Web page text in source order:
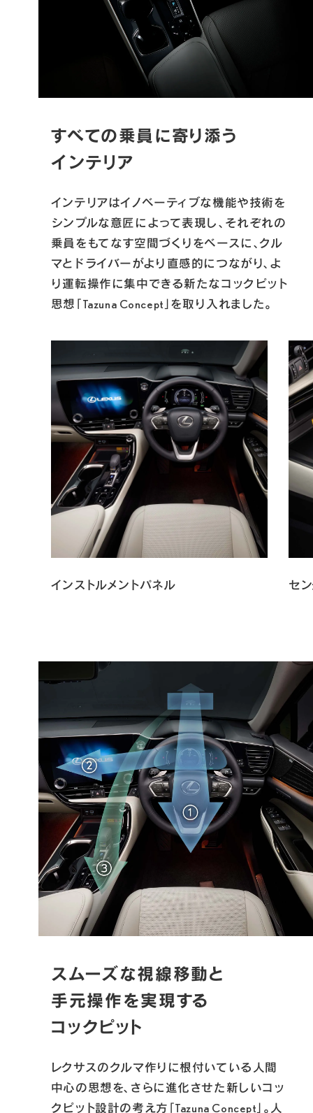
すべての乗員に寄り添う
インテリア
インテリアはイノベーティブな機能や技術を
シンプルな意匠によって表現し、それぞれの
乗員をもてなす空間づくりをベースに、クル
マとドライバーがより直感的につながり、よ
り運転操作に集中できる新たなコックピット
思想「Tazuna Concept」を取り入れました。
インストルメントパネル セ
スムーズな視線移動と
手元操作を実現する
コックピット
レクサスのクルマ作りに根付いている人間
中心の思想を、さらに進化させた新しいコッ
クピット設計の考え方「Tazuna Concept」。人